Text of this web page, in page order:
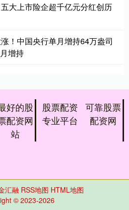
大上市险企超千亿元分红创历
！中国央行单月增持64万盎司
增持
好的股
配资网
站
股票配资
专业平台
可靠股票
配资网
汇融 RSS地图 HTML地图
© 2023-2026